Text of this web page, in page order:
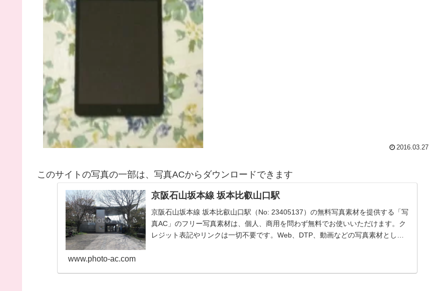
2016.03.27
このサイトの写真の一部は、写真ACからダウンロードできます
京阪石山坂本線 坂本比叡山口駅
京阪石山坂本線 坂本比叡山口駅（No: 23405137）の無料写真素材を提供する「写
真AC」のフリー写真素材は、個人、商用を問わず無料でお使いいただけます。ク
レジット表記やリンクは一切不要です。Web、DTP、動画などの写真素材として
www.photo-ac.com